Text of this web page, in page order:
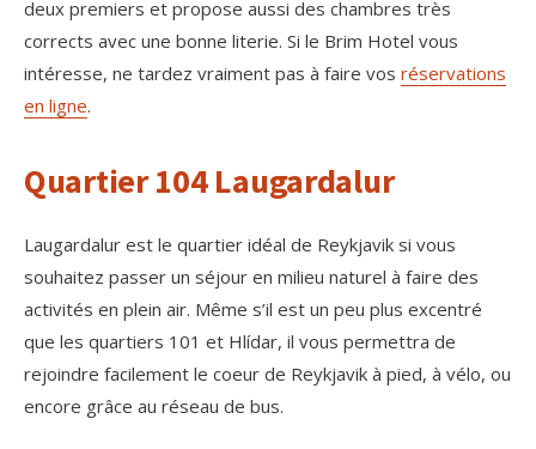
deux premiers et propose aussi des chambres très
corrects avec une bonne literie. Si le Brim Hotel vous
intéresse, ne tardez vraiment pas à faire vos réservations
en ligne.
Quartier 104 Laugardalur
Laugardalur est le quartier idéal de Reykjavik si vous
souhaitez passer un séjour en milieu naturel à faire des
activités en plein air. Même s’il est un peu plus excentré
que les quartiers 101 et Hlídar, il vous permettra de
rejoindre facilement le coeur de Reykjavik à pied, à vélo, ou
encore grâce au réseau de bus.